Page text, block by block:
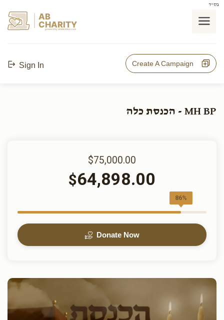
בס"ד
AB
CHARITY
powerd by ahblicklive.com
Sign In Create A Campaign
MH BP - הכנסת כלה
$75,000.00
$64,898.00
86%
Donate Now